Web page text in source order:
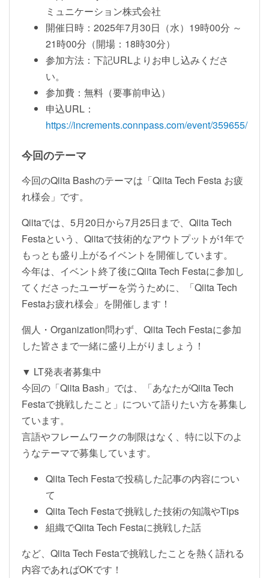
ミュニケーション株式会社
開催日時：2025年7月30日（水）19時00分 ～
21時00分（開場：18時30分）
参加方法：下記URLよりお申し込みくださ
い。
参加費：無料（要事前申込）
申込URL：
https://increments.connpass.com/event/359655/
今回のテーマ
今回のQiita Bashのテーマは「Qiita Tech Festa お疲
れ様会」です。
Qiitaでは、5月20日から7月25日まで、Qiita Tech
Festaという、Qiitaで技術的なアウトプットが1年で
もっとも盛り上がるイベントを開催しています。
今年は、イベント終了後にQiita Tech Festaに参加し
てくださったユーザーを労うために、「Qiita Tech
Festaお疲れ様会」を開催します！
個人・Organization問わず、Qiita Tech Festaに参加
した皆さまで一緒に盛り上がりましょう！
▼ LT発表者募集中
今回の「Qiita Bash」では、「あなたがQiita Tech
Festaで挑戦したこと」について語りたい方を募集し
ています。
言語やフレームワークの制限はなく、特に以下のよ
うなテーマで募集しています。
Qiita Tech Festaで投稿した記事の内容につい
て
Qiita Tech Festaで挑戦した技術の知識やTips
組織でQiita Tech Festaに挑戦した話
など、Qiita Tech Festaで挑戦したことを熱く語れる
内容であればOKです！